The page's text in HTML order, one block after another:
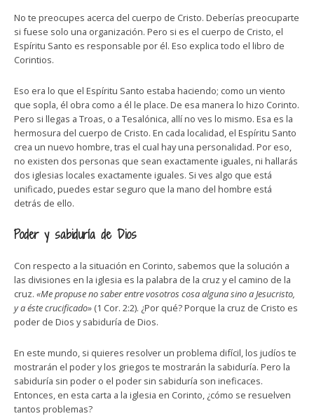
No te preocupes acerca del cuerpo de Cristo. Deberías preocuparte
si fuese solo una organización. Pero si es el cuerpo de Cristo, el
Espíritu Santo es responsable por él. Eso explica todo el libro de
Corintios.
Eso era lo que el Espíritu Santo estaba haciendo; como un viento
que sopla, él obra como a él le place. De esa manera lo hizo Corinto.
Pero si llegas a Troas, o a Tesalónica, allí no ves lo mismo. Esa es la
hermosura del cuerpo de Cristo. En cada localidad, el Espíritu Santo
crea un nuevo hombre, tras el cual hay una personalidad. Por eso,
no existen dos personas que sean exactamente iguales, ni hallarás
dos iglesias locales exactamente iguales. Si ves algo que está
unificado, puedes estar seguro que la mano del hombre está
detrás de ello.
Poder y sabiduría de Dios
Con respecto a la situación en Corinto, sabemos que la solución a
las divisiones en la iglesia es la palabra de la cruz y el camino de la
cruz. «Me propuse no saber entre vosotros cosa alguna sino a Jesucristo,
y a éste crucificado» (1 Cor. 2:2). ¿Por qué? Porque la cruz de Cristo es
poder de Dios y sabiduría de Dios.
En este mundo, si quieres resolver un problema difícil, los judíos te
mostrarán el poder y los griegos te mostrarán la sabiduría. Pero la
sabiduría sin poder o el poder sin sabiduría son ineficaces.
Entonces, en esta carta a la iglesia en Corinto, ¿cómo se resuelven
tantos problemas?